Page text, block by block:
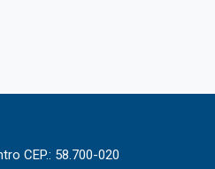
CEP.: 58.700-020